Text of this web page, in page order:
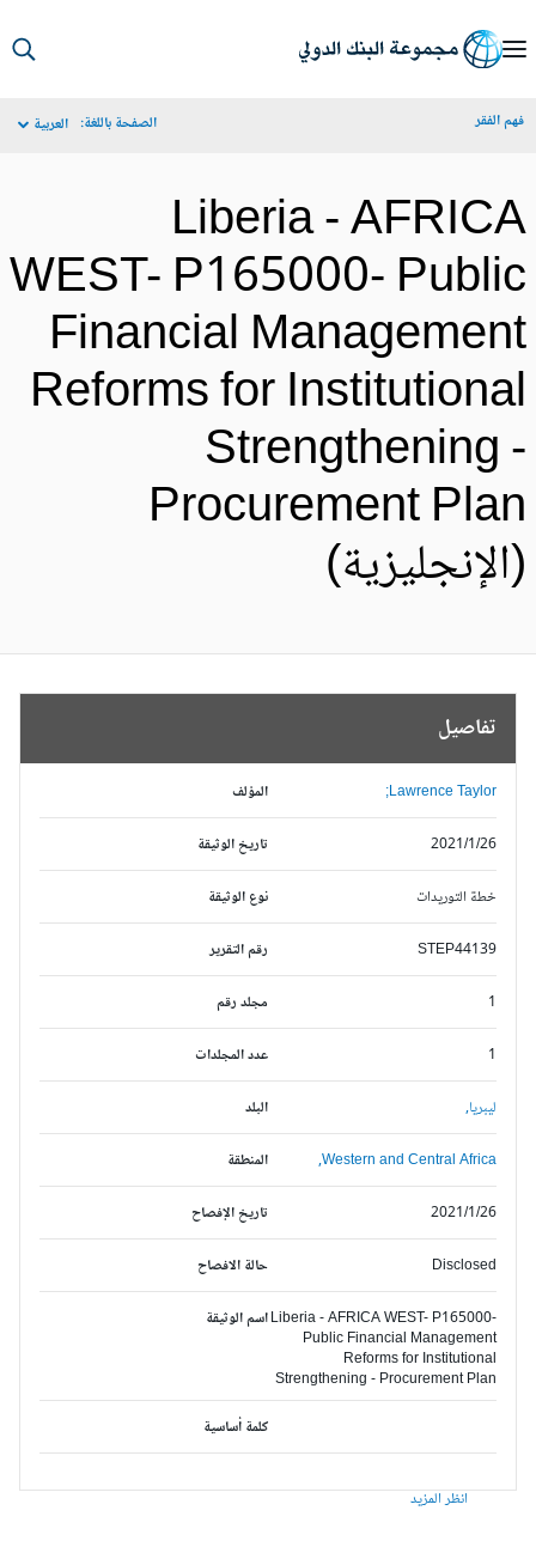
الفقر الصفحة باللغة: العربية
Liberia -
WEST- P165000-
Financial
Reforms for
Strengthening
Procurement
تفاصيل
المؤلف Lawrence Taylor;
تاريخ الوثيقة 2021/1/26
نوع الوثيقة خطة التوريدات
رقم التقرير STEP44139
مجلد رقم
عدد المجلدات
البلد ليبريا,
المنطقة Western and Central Africa,
تاريخ الإفصاح 2021/1/26
حالة الافصاح Disclosed
اسم الوثيقةLiberia - AFRICA WEST- P165000-
Public Financial Management
Reforms for Institutional
Strengthening - Procurement Plan
كلمة أساسية
انظر المزيد